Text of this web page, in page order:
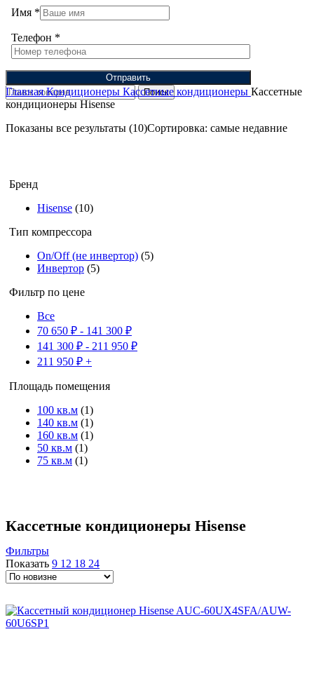
Имя *
Телефон *
Отправить
Поиск
ГлавнаяКондиционеры Кассетные кондиционеры Кассетные
кондиционеры Hisense
Показаны все результаты (10)Сортировка: самые недавние
Бренд
Hisense (10)
Тип компрессора
On/Off (не инвертор) (5)
Инвертор (5)
Фильтр по цене
Все
70 650 ₽ - 141 300 ₽
141 300 ₽ - 211 950 ₽
211 950 ₽ +
Площадь помещения
100 кв.м (1)
140 кв.м (1)
160 кв.м (1)
50 кв.м (1)
75 кв.м (1)
Кассетные кондиционеры Hisense
Фильтры
Показать 9 12 18 24